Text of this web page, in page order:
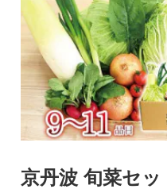
京丹波 旬菜セッ